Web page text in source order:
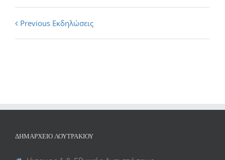
Εκδηλώσεις
Previous Εκδηλώσεις
ΔΗΜΑΡΧΕΊΟ ΛΟΥΤΡΑΚΊΟΥ